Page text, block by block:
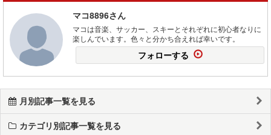
マコ8896さん
マコは音楽、サッカー、スキーとそれぞれに初心者なりに
楽しんでいます。色々と分かち合えれば幸いです。
フォローする
月別記事一覧を見る
カテゴリ別記事一覧を見る